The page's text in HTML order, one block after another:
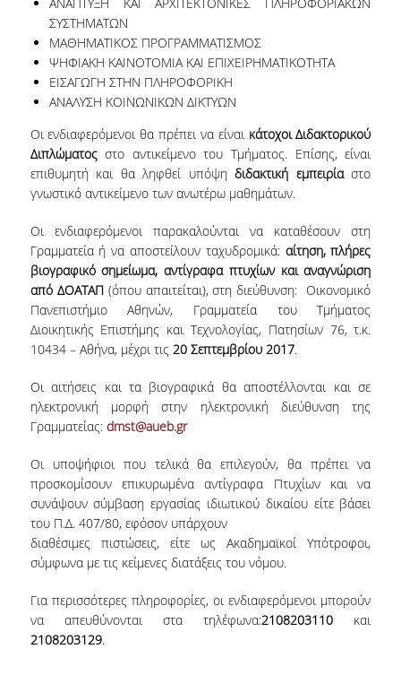
ΑΝΘΡΩΠΙΝΟ ΔΥΝΑΜΙΚΟ
ΠΡΟΣΩΠΙΚΟ ΤΟΥ ΤΜΗΜΑΤΟΣ
ΜΕΛΗ ΔΕΠ
ΕΠΙΤΙΜΟΙ ΔΙΔΑΚΤΟΡΕΣ
ΕΠΙΣΚΕΠΤΕΣ ΚΑΘΗΓΗΤΕΣ
ΜΕΛΗ Ε.ΔΙ.Π.
ΜΕΛΗ Ε.Τ.Ε.Π.
ΔΙΟΙΚΗΤΙΚΟ ΠΡΟΣΩΠΙΚΟ
ΜΕΤΑΔΙΔΑΚΤΟΡΙΚΟΙ ΕΡΕΥΝΗΤΕΣ
ΠΡΟΠΤΥΧΙΑΚΕΣ ΣΠΟΥΔΕΣ
ΟΔΗΓΟΣ ΚΑΙ ΚΑΤΕΥΘΥΝΣΕΙΣ ΣΠΟΥΔΩΝ
ΜΑΘΗΜΑΤΑ ΠΡΟΓΡΑΜΜΑΤΟΣ ΣΠΟΥΔΩΝ
ΜΑΘΗΜΑΤΑ ΕΛΕΥΘΕΡΗΣ ΕΠΙΛΟΓΗΣ ΑΠΟ
ΑΛΛΑ ΤΜΗΜΑΤΑ
ΒΡΑΒΕΙΑ ΕΡΓΑΣΙΩΝ
ΠΡΑΚΤΙΚΗ ΑΣΚΗΣΗ ΚΑΙ ΠΤΥΧΙΑΚΗ ΕΡΓΑΣΙΑ
ΣΥΣΤΗΜΑΤΩΝ
ΜΑΘΗΜΑΤΙΚΟΣ ΠΡΟΓΡΑΜΜΑΤΙΣΜΟΣ
ΨΗΦΙΑΚΗ ΚΑΙΝΟΤΟΜΙΑ ΚΑΙ ΕΠΙΧΕΙΡΗΜΑΤΙΚΟΤΗΤΑ
ΕΙΣΑΓΩΓΗ ΣΤΗΝ ΠΛΗΡΟΦΟΡΙΚΗ
ΑΝΑΛΥΣΗ ΚΟΙΝΩΝΙΚΩΝ ΔΙΚΤΥΩΝ
Οι ενδιαφερόμενοι θα πρέπει να είναι κάτοχοι Διδακτορικού
Διπλώματοςστο αντικείμενο του Τμήματος. Επίσης, είναι
επιθυμητή και θα ληφθεί υπόψηδιδακτική εμπειρίαστο
γνωστικό αντικείμενο των ανωτέρω μαθημάτων.
Οι ενδιαφερόμενοι παρακαλούνται να καταθέσουν στη
Γραμματεία ή να αποστείλουν ταχυδρομικά:αίτηση, πλήρες
βιογραφικό σημείωμα, αντίγραφα πτυχίων και αναγνώριση
από ΔΟΑΤΑΠ(όπου απαιτείται), στη διεύθυνση: Οικονομικό
Πανεπιστήμιο Αθηνών, Γραμματεία του Τμήματος
Διοικητικής Επιστήμης και Τεχνολογίας, Πατησίων 76, τ.κ.
10434 – Αθήνα, μέχρι τις 20 Σεπτεμβρίου 2017.
Οι αιτήσεις και τα βιογραφικά θα αποστέλλονται και σε
ηλεκτρονική μορφή στην ηλεκτρονική διεύθυνση της
Γραμματείας: dmst@aueb.gr
Οι υποψήφιοι που τελικά θα επιλεγούν, θα πρέπει να
προσκομίσουν επικυρωμένα αντίγραφα Πτυχίων και να
συνάψουν σύμβαση εργασίας ιδιωτικού δικαίου είτε βάσει
του Π.Δ. 407/80, εφόσον υπάρχουν
διαθέσιμες πιστώσεις, είτε ως Ακαδημαϊκοί Υπότροφοι,
σύμφωνα με τις κείμενες διατάξεις του νόμου.
Για περισσότερες πληροφορίες, οι ενδιαφερόμενοι μπορούν
να απευθύνονται στα τηλέφωνα:2108203110 και
2108203129.